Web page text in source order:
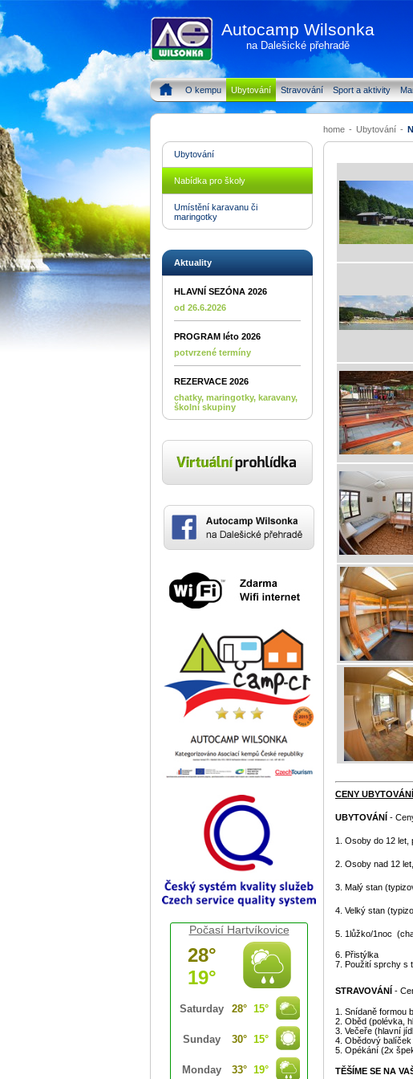
Autocamp Wilsonka
na Dalešické přehradě
O kempu Ubytování Stravování Sport a aktivity
home - Ubytování -
CENY
UBYTOVÁNÍ -
1. Osoby do 12 let,
2. Osoby nad 12
3. Malý stan
4. Velký stan
5. 1lůžko/1noc
6. Přistýlka
7. Použití sprchy s
STRAVOVÁNÍ -
1. Snídaně formou
2. Oběd (polévka,
3. Večeře (hlavní
4. Obědový
5. Opékání (2x
TĚŠÍME SE NA
Ubytování
Nabídka pro školy
Umístění karavanu či
maringotky
Aktuality
HLAVNÍ SEZÓNA 2026
od 26.6.2026
PROGRAM léto 2026
potvrzené termíny
REZERVACE 2026
chatky, maringotky, karavany,
školní skupiny
Počasí Hartvíkovice